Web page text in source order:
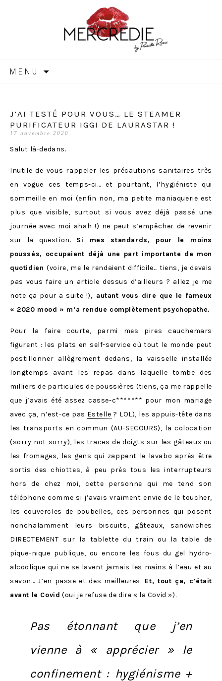
MERCREDIE
MENU
J’AI TESTÉ POUR VOUS… LE STEAMER
PURIFICATEUR IGGI DE LAURASTAR !
17 novembre 2020
Salut là-dedans.
Inutile de vous rappeler les précautions sanitaires très
en vogue ces temps-ci… et pourtant, l’hygiéniste qui
sommeille en moi (enfin non, ma petite maniaquerie est
plus que visible, surtout si vous avez déjà passé une
journée avec moi ahah !) ne peut s’empêcher de revenir
sur la question. Si mes standards, pour le moins
poussés, occupaient déjà une part importante de mon
quotidien(voire, me le rendaient difficile… tiens, je devais
pas vous faire un article dessus d’ailleurs ? allez je me
note ça pour a suite !), autant vous dire que le fameux
« 2020 mood » m’a rendue complètement psychopathe.
Pour la faire courte, parmi mes pires cauchemars
figurent : les plats en self-service où tout le monde peut
postillonner allègrement dedans, la vaisselle installée
longtemps avant les repas dans laquelle tombe des
milliers de particules de poussières (tiens, ça me rappelle
que j’avais été assez casse-c******* pour mon mariage
avec ça, n’est-ce pas Estelle ? LOL), les appuis-tête dans
les transports en commun (AU-SECOURS), la colocation
(sorry not sorry), les traces de doigts sur les gâteaux ou
les fromages, les gens qui zappent le lavabo après être
sortis des chiottes, à peu près tous les interrupteurs
hors de chez moi, cette personne qui me tend son
téléphone comme si j’avais vraiment envie de le toucher,
les couvercles de poubelles, ces personnes qui posent
nonchalamment leurs biscuits, gâteaux, sandwiches
DIRECTEMENT sur la tablette du train ou la table de
pique-nique publique, ou encore les fous du gel hydro-
alcoolique qui ne se lavent jamais les mains à l’eau et au
savon… J’en passe et des meilleures. Et, tout ça, c’était
avant le Covid (oui je refuse de dire « la Covid »).
Pas étonnant que j’en
vienne à « apprécier » le
confinement : hygiénisme +